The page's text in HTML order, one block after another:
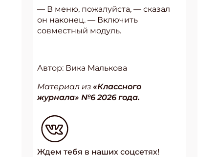
— В меню, пожалуйста, — сказал
он наконец. — Включить
совместный модуль.
Автор: Вика Малькова
Материал из «Классного
журнала» №6 2026 года.
Ждем тебя в наших соцсетях!